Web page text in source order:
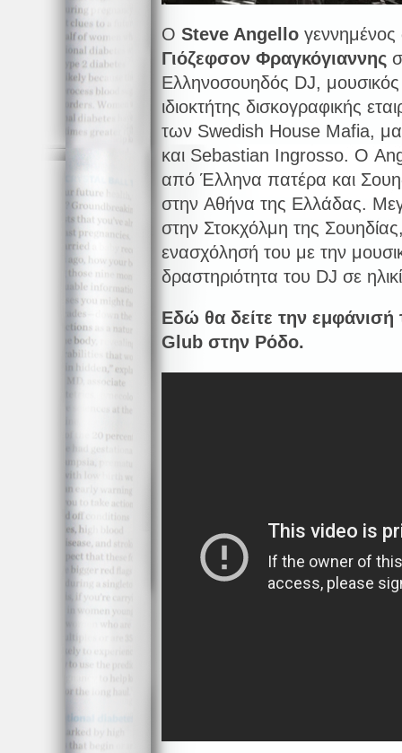
Ο Steve Angello
Γιόζεφσον Φραγκόγιαννης
Ελληνοσουηδός DJ,
ιδιοκτήτης δισκογραφικής
των Swedish House Mafia,
και Sebastian Ingrosso. Ο
από Έλληνα πατέρα και
στην Αθήνα της Ελλάδας.
στην Στοκχόλμη της
ενασχόλησή του με την
δραστηριότητα του DJ σε
Εδώ θα δείτε την
Glub στην Ρόδο.